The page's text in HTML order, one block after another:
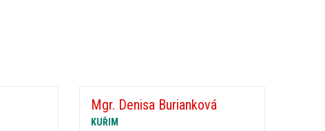
Mgr. Denisa Burianková
KUŘIM